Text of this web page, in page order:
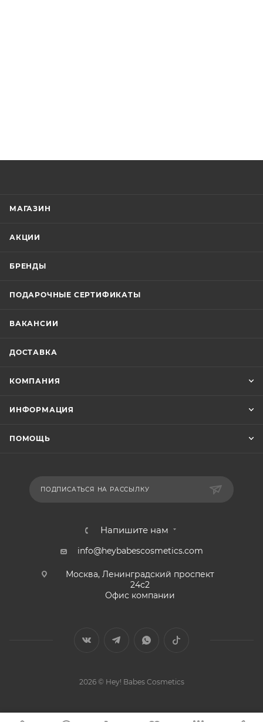
МАГАЗИН
АКЦИИ
БРЕНДЫ
ПОДАРОЧНЫЕ СЕРТИФИКАТЫ
ВАКАНСИИ
ДОСТАВКА
КОМПАНИЯ
ИНФОРМАЦИЯ
ПОМОЩЬ
ПОДПИСАТЬСЯ НА РАССЫЛКУ
Напишите нам
info@heybabescosmetics.com
Москва, Ленинградский проспект
24с2
Офис компании
2026 © Hey! Babes Cosmetics